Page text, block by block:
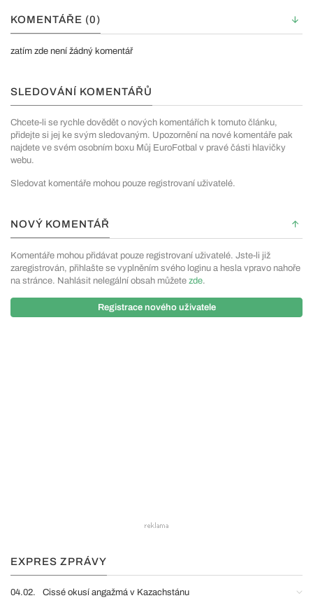
KOMENTÁŘE (0)
zatím zde není žádný komentář
SLEDOVÁNÍ KOMENTÁŘŮ
Chcete-li se rychle dovědět o nových komentářích k tomuto článku,
přidejte si jej ke svým sledovaným. Upozornění na nové komentáře pak
najdete ve svém osobním boxu Můj EuroFotbal v pravé části hlavičky
webu.
Sledovat komentáře mohou pouze registrovaní uživatelé.
NOVÝ KOMENTÁŘ
Komentáře mohou přidávat pouze registrovaní uživatelé. Jste-li již
zaregistrován, přihlašte se vyplněním svého loginu a hesla vpravo nahoře
na stránce. Nahlásit nelegální obsah můžete zde.
Registrace nového uživatele
EXPRES ZPRÁVY
04.02. Cissé okusí angažmá v Kazachstánu